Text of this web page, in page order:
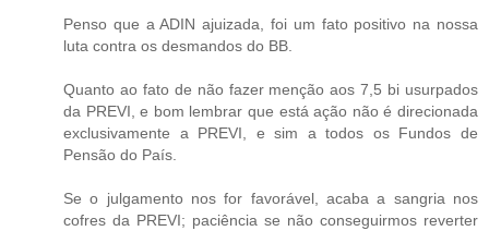
Penso que a ADIN ajuizada, foi um fato positivo na nossa
luta contra os desmandos do BB.
Quanto ao fato de não fazer menção aos 7,5 bi usurpados
da PREVI, e bom lembrar que está ação não é direcionada
exclusivamente a PREVI, e sim a todos os Fundos de
Pensão do País.
Se o julgamento nos for favorável, acaba a sangria nos
cofres da PREVI; paciência se não conseguirmos reverter